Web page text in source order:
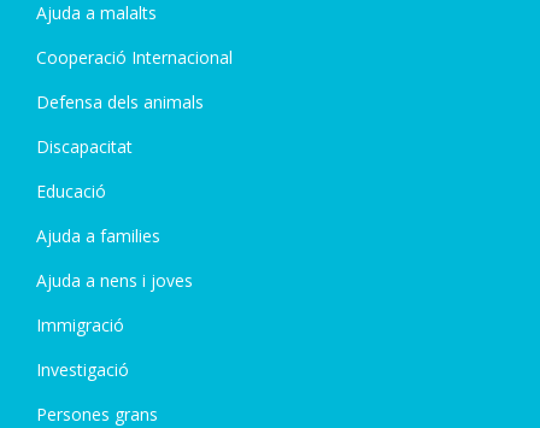
Ajuda a malalts
Cooperació Internacional
Defensa dels animals
Discapacitat
Educació
Ajuda a families
Ajuda a nens i joves
Immigració
Investigació
Persones grans